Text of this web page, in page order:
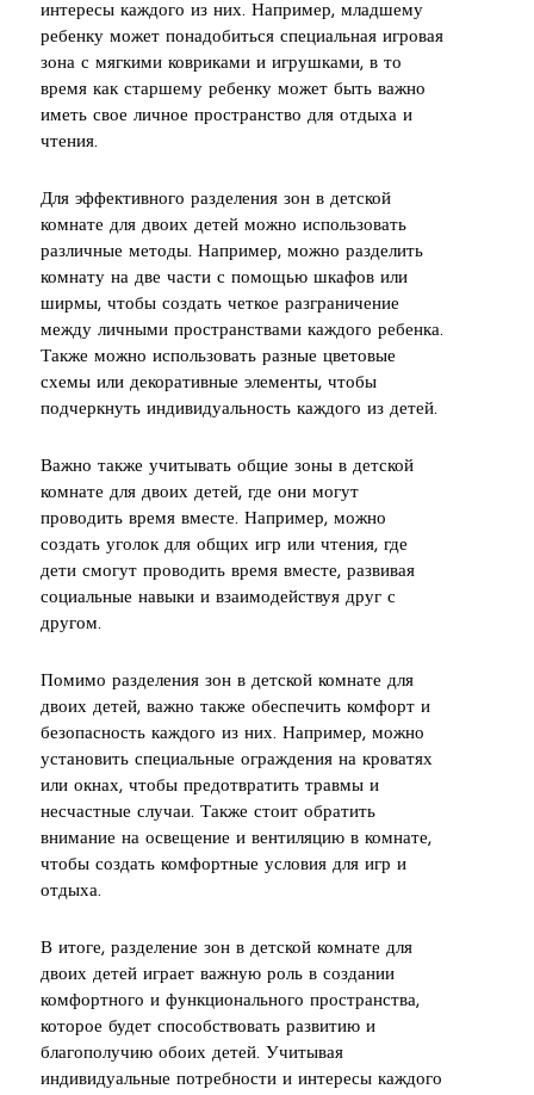
интересы каждого из них. Например, младшему
ребенку может понадобиться специальная игровая
зона с мягкими ковриками и игрушками, в то
время как старшему ребенку может быть важно
иметь свое личное пространство для отдыха и
чтения.
Для эффективного разделения зон в детской
комнате для двоих детей можно использовать
различные методы. Например, можно разделить
комнату на две части с помощью шкафов или
ширмы, чтобы создать четкое разграничение
между личными пространствами каждого ребенка.
Также можно использовать разные цветовые
схемы или декоративные элементы, чтобы
подчеркнуть индивидуальность каждого из детей.
Важно также учитывать общие зоны в детской
комнате для двоих детей, где они могут
проводить время вместе. Например, можно
создать уголок для общих игр или чтения, где
дети смогут проводить время вместе, развивая
социальные навыки и взаимодействуя друг с
другом.
Помимо разделения зон в детской комнате для
двоих детей, важно также обеспечить комфорт и
безопасность каждого из них. Например, можно
установить специальные ограждения на кроватях
или окнах, чтобы предотвратить травмы и
несчастные случаи. Также стоит обратить
внимание на освещение и вентиляцию в комнате,
чтобы создать комфортные условия для игр и
отдыха.
В итоге, разделение зон в детской комнате для
двоих детей играет важную роль в создании
комфортного и функционального пространства,
которое будет способствовать развитию и
благополучию обоих детей. Учитывая
индивидуальные потребности и интересы каждого